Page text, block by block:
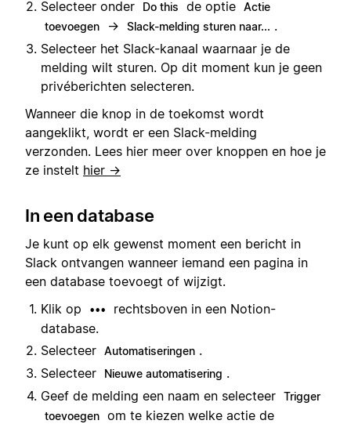
Selecteer onder
Do this de optie Actie
toevoegen
→ Slack-melding sturen naar... .
Selecteer het Slack-kanaal waarnaar je de
melding wilt sturen. Op dit moment kun je geen
privéberichten selecteren.
Wanneer die knop in de toekomst wordt
aangeklikt, wordt er een Slack-melding
verzonden. Lees hier meer over knoppen en hoe je
ze instelt hier →
In een database
Je kunt op elk gewenst moment een bericht in
Slack ontvangen wanneer iemand een pagina in
een database toevoegt of wijzigt.
Klik op
•••
rechtsboven in een Notion-
database.
Selecteer Automatiseringen .
Selecteer
Nieuwe automatisering .
Geef de melding een naam en selecteer Trigger
toevoegen om te kiezen welke actie de